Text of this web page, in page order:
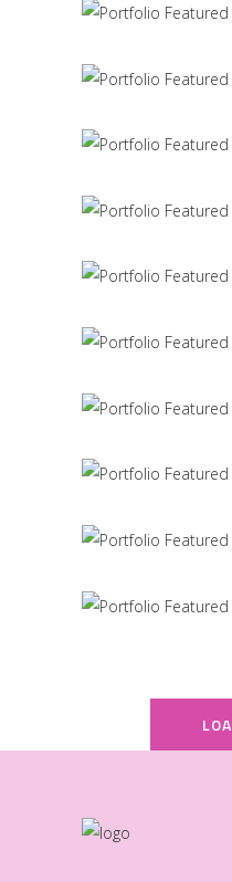
Concept
SIMPLA
Product
Office
Letter 3D
3D Modelling
Up the